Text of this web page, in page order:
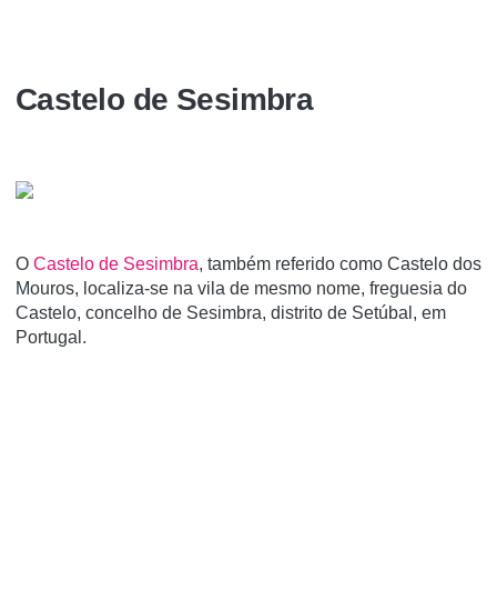
Castelo de Sesimbra
O Castelo de Sesimbra, também referido como Castelo dos
Mouros, localiza-se na vila de mesmo nome, freguesia do
Castelo, concelho de Sesimbra, distrito de Setúbal, em
Portugal.